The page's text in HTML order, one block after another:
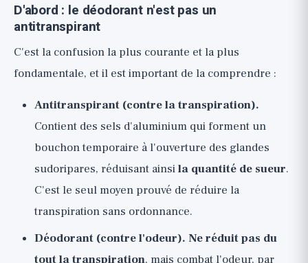
D'abord : le déodorant n'est pas un
antitranspirant
C'est la confusion la plus courante et la plus
fondamentale, et il est important de la comprendre :
Antitranspirant (contre la transpiration).
Contient des sels d'aluminium qui forment un
bouchon temporaire à l'ouverture des glandes
sudoripares, réduisant ainsila quantité de sueur.
C'est le seul moyen prouvé de réduire la
transpiration sans ordonnance.
Déodorant (contre l'odeur). Ne réduit pas du
tout la transpiration, mais combat l'odeur, par